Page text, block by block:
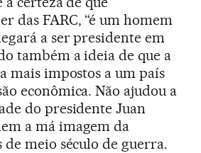
das FARC, “é um homem
a ser presidente em
também a ideia de que a
mais impostos a um país
econômica. Não ajudou a
do presidente Juan
a má imagem da
meio século de guerra.